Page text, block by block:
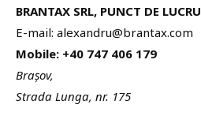
BRANTAX SRL, PUNCT DE LUCRU
E-mail: alexandru@brantax.com
Mobile: +40 747 406 179
Brașov,
Strada Lunga, nr. 175